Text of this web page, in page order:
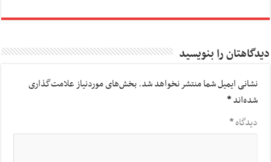
دیدگاهتان را بنویسید
نشانی ایمیل شما منتشر نخواهد شد.بخش‌های موردنیاز علامت‌گذاری
شده‌اند*
دیدگاه*